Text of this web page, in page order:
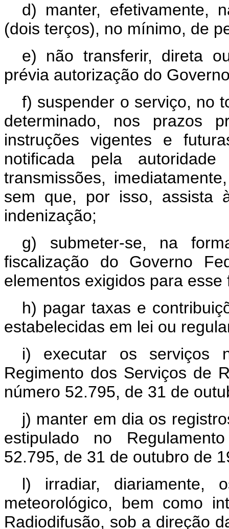
d) manter, efetivamente,
(dois terços), no mínimo, de
e) não transferir, direta
prévia autorização do
f) suspender o serviço, no
determinado, nos prazos
instruções vigentes e
notificada pela
transmissões,
sem que, por isso, assista
indenização;
g) submeter-se, na
fiscalização do Governo
elementos exigidos para esse
h) pagar taxas e
estabelecidas em lei ou
i) executar os serviços
Regimento dos Serviços de
número 52.795, de 31 de
j) manter em dia os
estipulado no
52.795, de 31 de outubro de
l) irradiar, diariamente,
meteorológico, bem como
Radiodifusão, sob a direção